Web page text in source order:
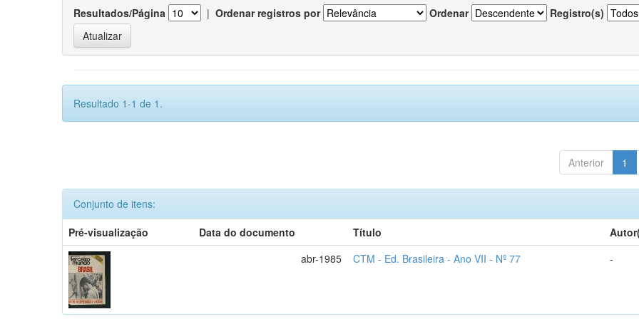
Resultados/Página | Ordenar registros por Ordenar Registro(s)
Resultado 1-1 de 1.
Anterior 1
Conjunto de itens:
Pré-visualização
Data do documento Título
abr-1985
CTM - Ed. Brasileira - Ano VII - Nº 77 -